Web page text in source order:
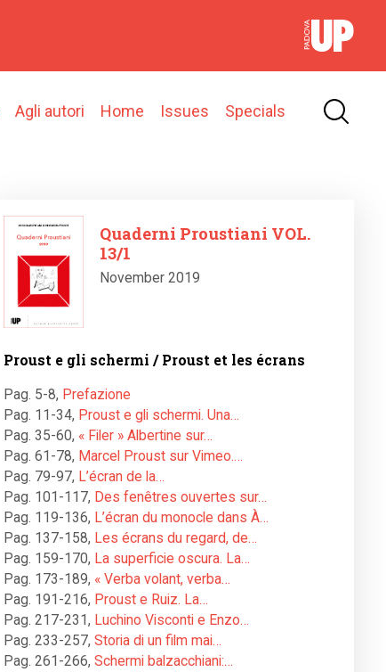
Agli autori Home Issues Specials
Image
Quaderni Proustiani VOL.
13/1
November 2019
Proust e gli schermi / Proust et les écrans
Pag. 5-8, Prefazione
Pag. 11-34, Proust e gli schermi. Una…
Pag. 35-60, « Filer » Albertine sur…
Pag. 61-78, Marcel Proust sur Vimeo.…
Pag. 79-97, L’écran de la…
Pag. 101-117, Des fenêtres ouvertes sur…
Pag. 119-136, L’écran du monocle dans À…
Pag. 137-158, Les écrans du regard, de…
Pag. 159-170, La superficie oscura. La…
Pag. 173-189, « Verba volant, verba…
Pag. 191-216, Proust e Ruiz. La…
Pag. 217-231, Luchino Visconti e Enzo…
Pag. 233-257, Storia di un film mai…
Pag. 261-266, Schermi balzacchiani:…